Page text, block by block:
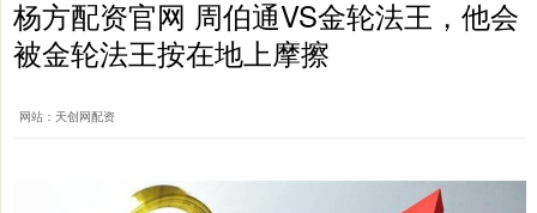
杨方配资官网 周伯通VS金轮法王，他会
被金轮法王按在地上摩擦
网站：天创网配资